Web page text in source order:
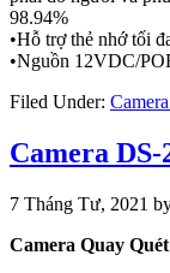
98.94%
•Hỗ trợ thẻ nhớ tối
•Nguồn 12VDC/
Filed Under:
Camera
7 Tháng Tư, 2021
Camera Quay